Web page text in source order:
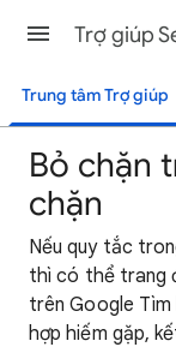
Trợ giúp
Trung tâm Trợ giúp
Bỏ chặn
chặn
Nếu quy tắc
thì có thể trang
trên Google
hợp hiếm gặp,